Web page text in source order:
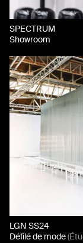
SPECTRUM
Showroom
LGN SS24
Défilé de mode